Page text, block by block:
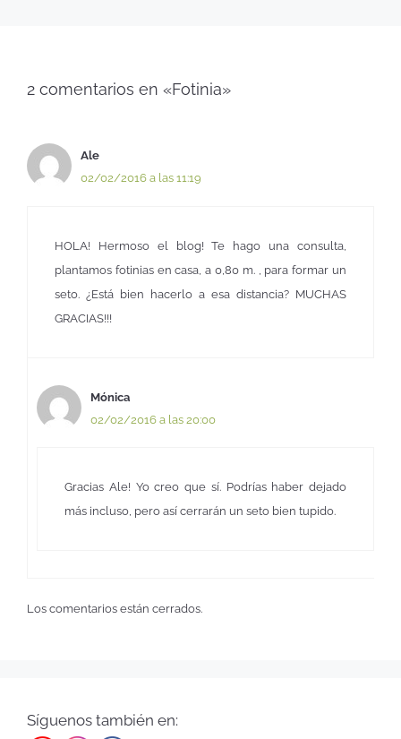
2 comentarios en «Fotinia»
Ale
02/02/2016 a las 11:19
HOLA! Hermoso el blog! Te hago una consulta,
plantamos fotinias en casa, a 0,80 m. , para formar un
seto. ¿Está bien hacerlo a esa distancia? MUCHAS
GRACIAS!!!
Mónica
02/02/2016 a las 20:00
Gracias Ale! Yo creo que sí. Podrías haber dejado
más incluso, pero así cerrarán un seto bien tupido.
Los comentarios están cerrados.
Síguenos también en: